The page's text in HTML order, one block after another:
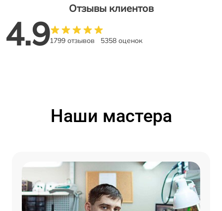
Отзывы клиентов
4.91799 отзывов 5358 оценок
Наши мастера